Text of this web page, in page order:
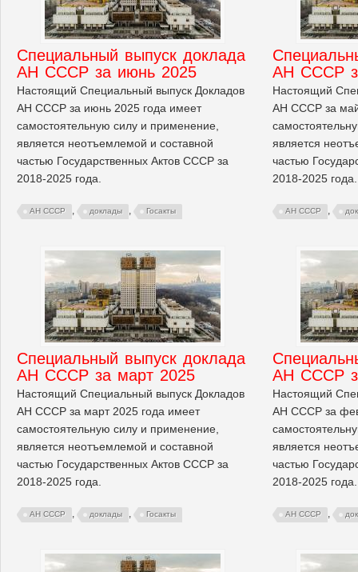
Cпециальный выпуск доклада
АН СССР за июнь 2025
Настоящий Специальный выпуск Докладов
АН СССР за июнь 2025 года имеет
самостоятельную силу и применение,
является неотъемлемой и составной
частью Государственных Актов СССР за
2018-2025 года.
АН СССР , доклады , Госакты
АН СССР
Настоящий
АН СССР за
является
частью
2018-2025 года.
АН СССР ,
Cпециальный выпуск доклада
АН СССР за март 2025
Настоящий Специальный выпуск Докладов
АН СССР за март 2025 года имеет
самостоятельную силу и применение,
является неотъемлемой и составной
частью Государственных Актов СССР за
2018-2025 года.
АН СССР , доклады , Госакты
АН СССР
Настоящий
АН СССР за
является
частью
2018-2025 года.
АН СССР ,